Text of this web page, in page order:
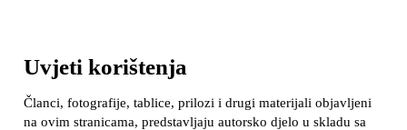
Uvjeti korištenja
Članci, fotografije, tablice, prilozi i drugi materijali objavljeni
na ovim stranicama, predstavljaju autorsko djelo u skladu sa